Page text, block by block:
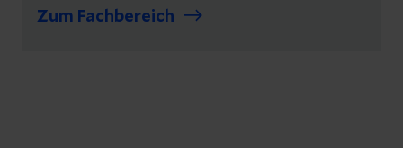
Zum Fachbereich